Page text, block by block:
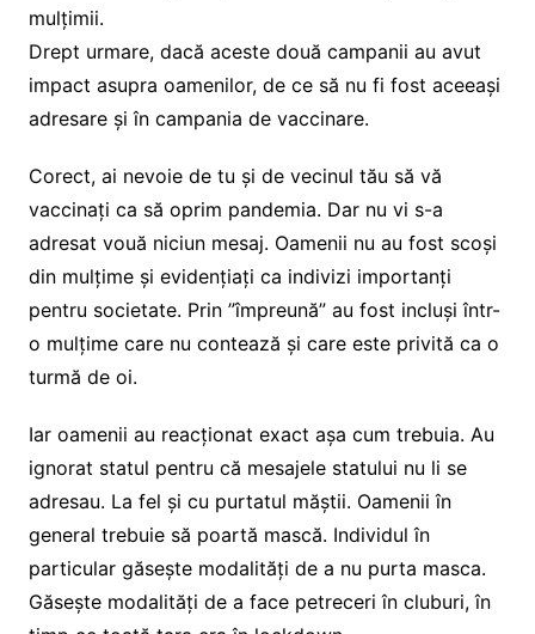
mulțimii.
Drept urmare, dacă aceste două campanii au avut
impact asupra oamenilor, de ce să nu fi fost aceeași
adresare și în campania de vaccinare.
Corect, ai nevoie de tu și de vecinul tău să vă
vaccinați ca să oprim pandemia. Dar nu vi s-a
adresat vouă niciun mesaj. Oamenii nu au fost scoși
din mulțime și evidențiați ca indivizi importanți
pentru societate. Prin ”împreună” au fost incluși într-
o mulțime care nu contează și care este privită ca o
turmă de oi.
Iar oamenii au reacționat exact așa cum trebuia. Au
ignorat statul pentru că mesajele statului nu li se
adresau. La fel și cu purtatul măștii. Oamenii în
general trebuie să poartă mască. Individul în
particular găsește modalități de a nu purta masca.
Găsește modalități de a face petreceri în cluburi, în